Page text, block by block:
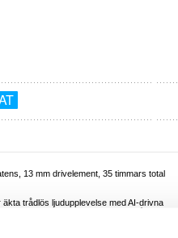
13 mm drivelement, 35 timmars total
trådlös ljudupplevelse med AI-drivna
vill vara uppmärksam, eller bär båda
hjälper dig under resor, studier och